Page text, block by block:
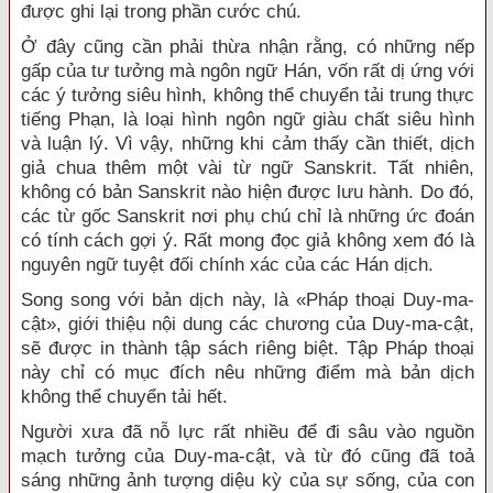
được ghi lại trong phần cước chú.
Ở đây cũng cần phải thừa nhận rằng, có những nếp
gấp của tư tưởng mà ngôn ngữ Hán, vốn rất dị ứng với
các ý tưởng siêu hình, không thể chuyển tải trung thực
tiếng Phạn, là loại hình ngôn ngữ giàu chất siêu hình
và luận lý. Vì vậy, những khi cảm thấy cần thiết, dịch
giả chua thêm một vài từ ngữ Sanskrit. Tất nhiên,
không có bản Sanskrit nào hiện được lưu hành. Do đó,
các từ gốc Sanskrit nơi phụ chú chỉ là những ức đoán
có tính cách gợi ý. Rất mong đọc giả không xem đó là
nguyên ngữ tuyệt đối chính xác của các Hán dịch.
Song song với bản dịch này, là «Pháp thoại Duy-ma-
cật», giới thiệu nội dung các chương của Duy-ma-cật,
sẽ được in thành tập sách riêng biệt. Tập Pháp thoại
này chỉ có mục đích nêu những điểm mà bản dịch
không thể chuyển tải hết.
Người xưa đã nỗ lực rất nhiều để đi sâu vào nguồn
mạch tưởng của Duy-ma-cật, và từ đó cũng đã toả
sáng những ảnh tượng diệu kỳ của sự sống, của con